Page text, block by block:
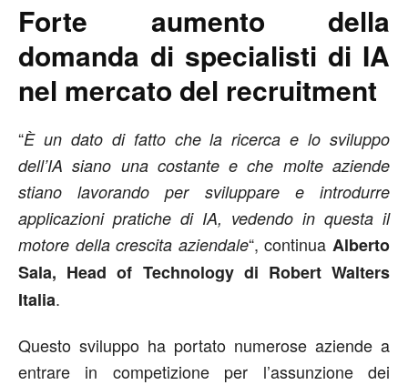
Forte aumento della
domanda di specialisti di IA
nel mercato del recruitment
“È un dato di fatto che la ricerca e lo sviluppo
dell’IA siano una costante e che molte aziende
stiano lavorando per sviluppare e introdurre
applicazioni pratiche di IA, vedendo in questa il
motore della crescita aziendale“, continuaAlberto
Sala, Head of Technology di Robert Walters
Italia.
Questo sviluppo ha portato numerose aziende a
entrare in competizione per l’assunzione dei